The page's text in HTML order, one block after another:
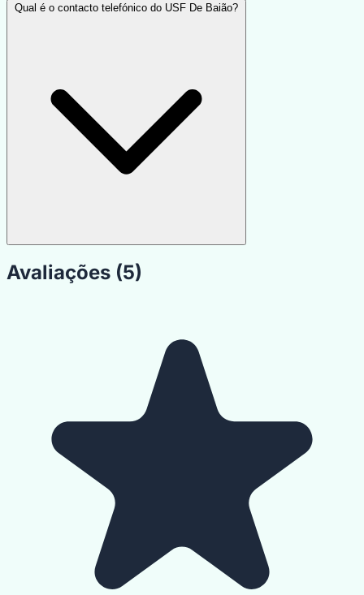
Qual é o contacto telefónico do USF De Baião?
Avaliações (5)